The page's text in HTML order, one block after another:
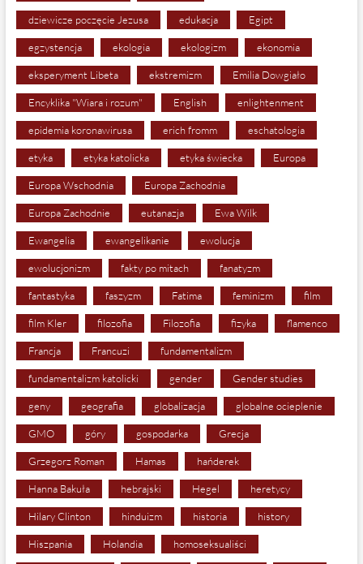
dziewicze poczęcie Jezusa edukacja Egipt
egzystencja ekologia ekologizm ekonomia
eksperyment Libeta ekstremizm Emilia Dowgiało
Encyklika "Wiara i rozum" English enlightenment
epidemia koronawirusa erich fromm eschatologia
etyka etyka katolicka etyka świecka Europa
Europa Wschodnia Europa Zachodnia
Europa Zachodnie eutanazja Ewa Wilk
Ewangelia ewangelikanie ewolucja
ewolucjonizm fakty po mitach fanatyzm
fantastyka faszyzm Fatima feminizm film
film Kler filozofia Filozofia fizyka flamenco
Francja Francuzi fundamentalizm
fundamentalizm katolicki gender Gender studies
geny geografia globalizacja globalne ocieplenie
GMO góry gospodarka Grecja
Grzegorz Roman Hamas hańderek
Hanna Bakuła hebrajski Hegel heretycy
Hilary Clinton hinduizm historia history
Hiszpania Holandia homoseksualiści